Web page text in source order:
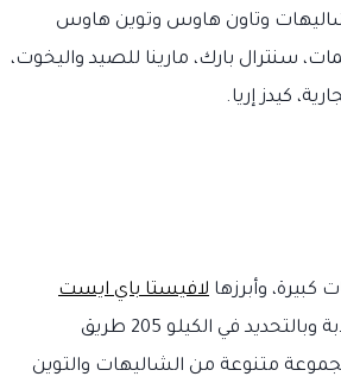
شاليهات وتاون هاوس وتوين هاوس
سنترال بارك، مارينا للصيد واليخوت،
كيدز إريا.
وأبرزها لافيستا باي ايست
الواقعة على أجمل شواطئ منطقة رأس الحكمة الخلابة وبالتحديد في الكيلو 205 طريق
متنوعة من الشاليهات والتوين